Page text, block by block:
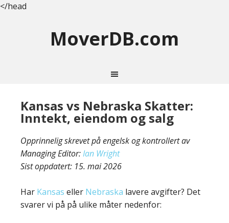
</head
MoverDB.com
Kansas vs Nebraska Skatter:
Inntekt, eiendom og salg
Opprinnelig skrevet på engelsk og kontrollert av
Managing Editor:Ian Wright
Sist oppdatert: 15. mai 2026
Har Kansas eller Nebraska lavere avgifter? Det
svarer vi på på ulike måter nedenfor: